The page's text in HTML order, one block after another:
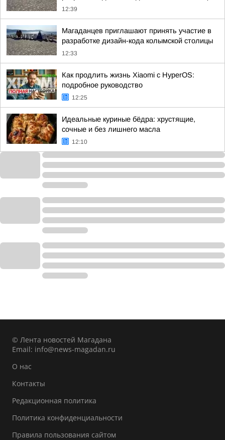
12:39
Магаданцев приглашают принять участие в
разработке дизайн-кода колымской столицы
12:33
Как продлить жизнь Xiaomi с HyperOS:
подробное руководство
12:25
Идеальные куриные бёдра: хрустящие,
сочные и без лишнего масла
12:10
© Лента новостей Магадана
Email: info@news-magadan.ru
О нас
Контакты
Редакционная политика
Политика конфиденциальности
Правила пользования сайтом